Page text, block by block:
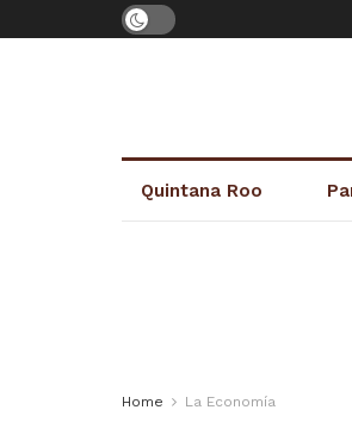
Quintana Roo
Home La Economía